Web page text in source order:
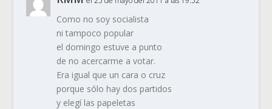
Como no soy socialista
ni tampoco popular
el domingo estuve a punto
de no acercarme a votar.
Era igual que un cara o cruz
porque sólo hay dos partidos
y elegí las papeletas